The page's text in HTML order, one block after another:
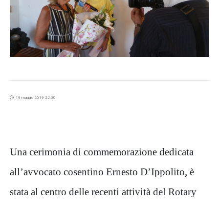
19 maggio 2019 22:00
Una cerimonia di commemorazione dedicata
all’avvocato cosentino Ernesto D’Ippolito, è
stata al centro delle recenti attività del Rotary